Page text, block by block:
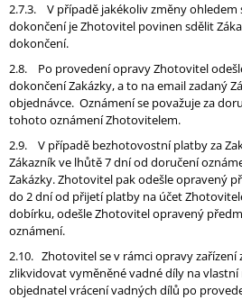
2.7.3. V případě jakékoliv změny
dokončení je Zhotovitel povinen sdělit
dokončení.
2.8. Po provedení opravy Zhotovitel
dokončení Zakázky, a to na email zadaný
objednávce. Oznámení se považuje za
tohoto oznámení Zhotovitelem.
2.9. V případě bezhotovostní platby za
Zákazník ve lhůtě 7 dní od doručení
Zakázky. Zhotovitel pak odešle opravený
do 2 dní od přijetí platby na účet
dobírku, odešle Zhotovitel opravený
oznámení.
2.10. Zhotovitel se v rámci opravy zařízení
zlikvidovat vyměněné vadné díly na
objednatel vrácení vadných dílů po